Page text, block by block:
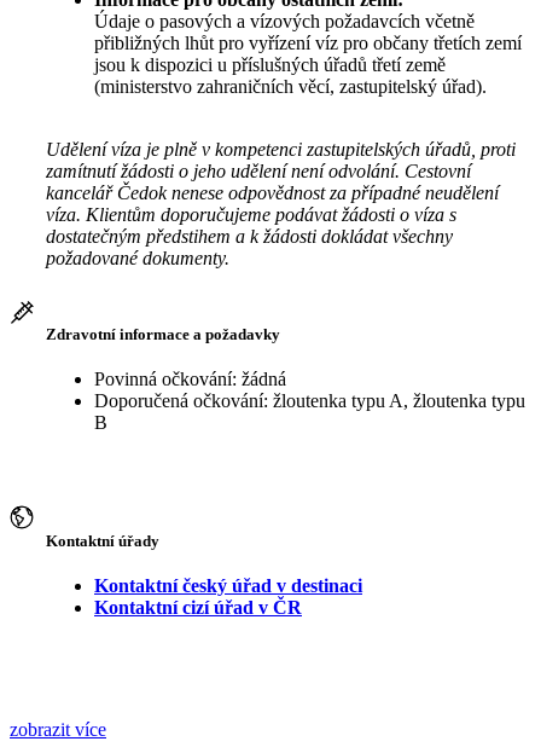
Údaje o pasových a vízových požadavcích včetně
přibližných lhůt pro vyřízení víz pro občany třetích zemí
jsou k dispozici u příslušných úřadů třetí země
(ministerstvo zahraničních věcí, zastupitelský úřad).
Udělení víza je plně v kompetenci zastupitelských úřadů, proti
zamítnutí žádosti o jeho udělení není odvolání. Cestovní
kancelář Čedok nenese odpovědnost za případné neudělení
víza. Klientům doporučujeme podávat žádosti o víza s
dostatečným předstihem a k žádosti dokládat všechny
požadované dokumenty.
Zdravotní informace a požadavky
Povinná očkování: žádná
Doporučená očkování: žloutenka typu A, žloutenka typu
B
Kontaktní úřady
Kontaktní český úřad v destinaci
Kontaktní cizí úřad v ČR
zobrazit více